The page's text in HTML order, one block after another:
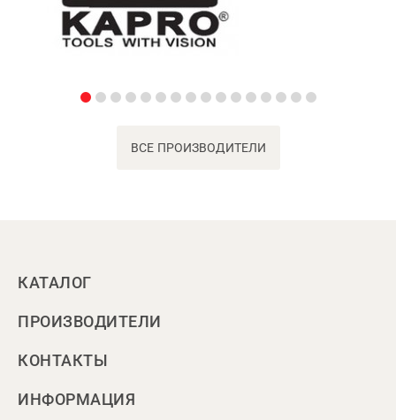
ВСЕ ПРОИЗВОДИТЕЛИ
КАТАЛОГ
ПРОИЗВОДИТЕЛИ
КОНТАКТЫ
ИНФОРМАЦИЯ